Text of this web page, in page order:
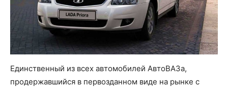
Единственный из всех автомобилей АвтоВАЗа,
продержавшийся в первозданном виде на рынке с